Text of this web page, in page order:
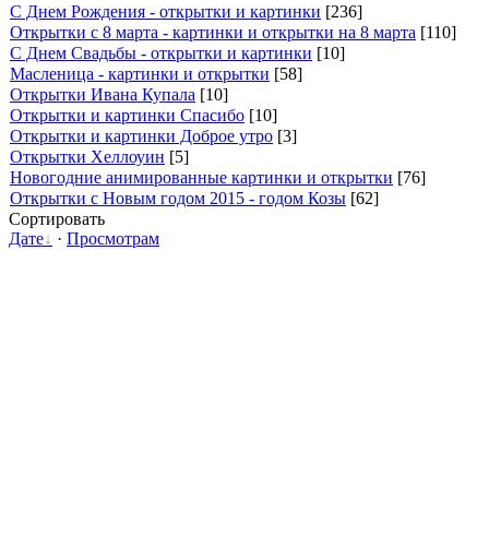
С Днем Рождения - открытки и картинки [236]
Открытки с 8 марта - картинки и открытки на 8 марта [110]
C Днем Свадьбы - открытки и картинки [10]
Масленица - картинки и открытки [58]
Открытки Ивана Купала [10]
Открытки и картинки Спасибо [10]
Открытки и картинки Доброе утро [3]
Открытки Хеллоуин [5]
Новогодние анимированные картинки и открытки [76]
Открытки с Новым годом 2015 - годом Козы [62]
Сортировать
Дате
· Просмотрам